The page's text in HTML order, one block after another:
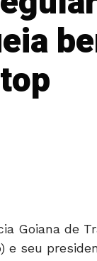
Goiana de
e seu